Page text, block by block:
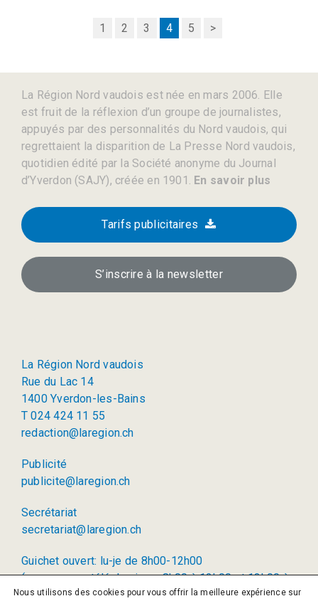
1 2 3 4 5 >
La Région Nord vaudois est née en mars 2006. Elle
est fruit de la réflexion d’un groupe de journalistes,
appuyés par des personnalités du Nord vaudois, qui
regrettaient la disparition de La Presse Nord vaudois,
quotidien édité par la Société anonyme du Journal
d’Yverdon (SAJY), créée en 1901. En savoir plus
Tarifs publicitaires
S’inscrire à la newsletter
La Région Nord vaudois
Rue du Lac 14
1400 Yverdon-les-Bains
T 024 424 11 55
redaction@laregion.ch
Publicité
publicite@laregion.ch
Secrétariat
secretariat@laregion.ch
Guichet ouvert: lu-je de 8h00-12h00
(permanence téléphonique: 8h00 à 12h00 et 13h00 à
17h00)
Nous utilisons des cookies pour vous offrir la meilleure expérience sur